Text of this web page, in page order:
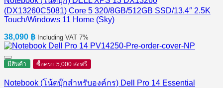
(DX13260C5081) Core 5 320/8GB/512GB SSD/13.4″ 2.5K
Touch/Windows 11 Home (Sky)
38,090 ฿ Including VAT 7%
มีสินค้า ซื้อครบ 5,000 ส่งฟรี
Notebook (โน้ตบุ๊กสำหรับองค์กร) Dell Pro 14 Essential